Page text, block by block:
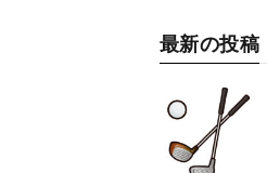
最新の投稿